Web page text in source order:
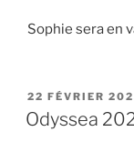
Sophie sera en
PUBLIÉ
LE
22 FÉVRIER
Odyssea